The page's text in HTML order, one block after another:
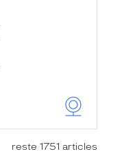
reste 1751 articles